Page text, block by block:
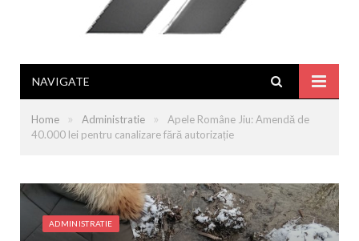
NAVIGATE
Home » Administratie »
Apele Române Jiu: Amendă de
40.000 lei pentru canalizare fără autorizație
ADMINISTRATIE